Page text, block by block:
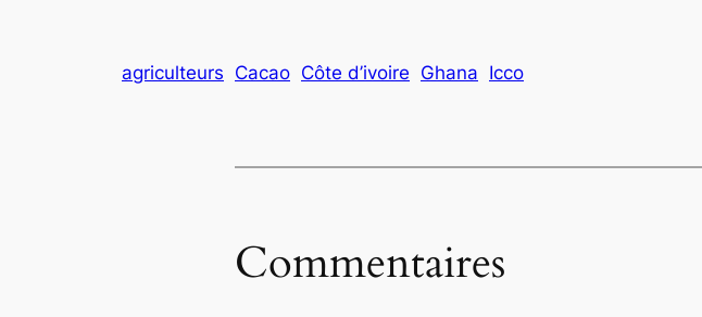
agriculteurs Cacao Côte d’ivoire Ghana Icco
Commentaires